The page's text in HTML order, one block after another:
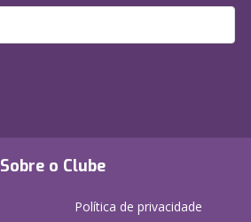
Sobre o Clube
Política de privacidade